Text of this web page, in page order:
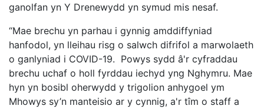
ganolfan yn Y Drenewydd yn symud mis nesaf.
“Mae brechu yn parhau i gynnig amddiffyniad
hanfodol, yn lleihau risg o salwch difrifol a marwolaeth
o ganlyniad i COVID-19. Powys sydd â'r cyfraddau
brechu uchaf o holl fyrddau iechyd yng Nghymru. Mae
hyn yn bosibl oherwydd y trigolion anhygoel ym
Mhowys sy’n manteisio ar y cynnig, a'r tîm o staff a